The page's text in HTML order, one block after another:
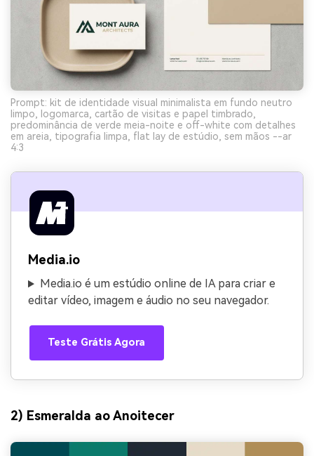
Prompt: kit de identidade visual minimalista em fundo neutro
limpo, logomarca, cartão de visitas e papel timbrado,
predominância de verde meia-noite e off-white com detalhes
em areia, tipografia limpa, flat lay de estúdio, sem mãos --ar
4:3
Media.io
Media.io é um estúdio online de IA para criar e
editar vídeo, imagem e áudio no seu navegador.
Teste Grátis Agora
2) Esmeralda ao Anoitecer